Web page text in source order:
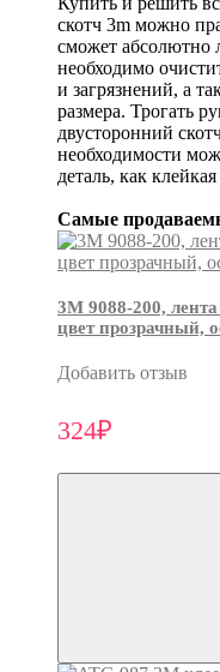
скотч 3m можно
сможет абсолютно
необходимо
и загрязнений, а
размера. Трогать
двусторонний
необходимости
деталь, как
Самые
3М 9088-200,
цвет прозрачный,
Добавить отзыв
324₽